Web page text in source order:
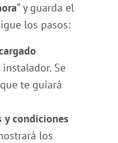
” y guarda el
los pasos:
Se
te guiará
y condiciones
los